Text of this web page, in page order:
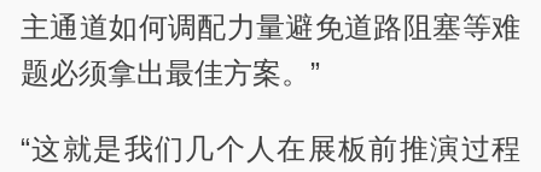
主通道如何调配力量避免道路阻塞等难
题必须拿出最佳方案。”
“这就是我们几个人在展板前推演过程